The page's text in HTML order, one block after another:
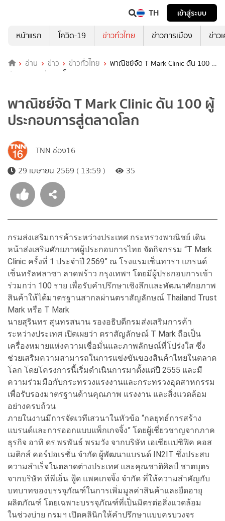
TH
เข้าสู่ระบบ
หน้าแรก
โควิด-19 ข่าวทั่วไทย ข่าวการเมือง ข่าว
อ่าน ข่าว ข่าวทั่วไทย
พาณิชย์จัด T Mark Clinic ดัน 100 ผู้
ประกอบการสู่ตลาดโลก
พาณิชย์จัด T Mark Clinic ดัน 100 ผู้
ประกอบการสู่ตลาดโลก
TNN ช่อง16
29 เมษายน 2569 ( 13:59 )
35
กรมส่งเสริมการค้าระหว่างประเทศ กระทรวงพาณิชย์ เดิน
หน้าส่งเสริมศักยภาพผู้ประกอบการไทย จัดกิจกรรม “T Mark
Clinic ครั้งที่ 1 ประจำปี 2569” ณ โรงแรมเซ็นทารา แกรนด์
เซ็นทรัลพลาซา ลาดพร้าว กรุงเทพฯ โดยมีผู้ประกอบการเข้า
ร่วมกว่า 100 ราย เพื่อรับคำปรึกษาเชิงลึกและพัฒนาศักยภาพ
สินค้าให้ได้มาตรฐานสากลผ่านตราสัญลักษณ์ Thailand Trust
Mark หรือ T Mark
นายสุรินทร สุนทรสนาน รองอธิบดีกรมส่งเสริมการค้า
ระหว่างประเทศ เปิดเผยว่า ตราสัญลักษณ์ T Mark ถือเป็น
เครื่องหมายแห่งความเชื่อมั่นและภาพลักษณ์ที่โปร่งใส ซึ่ง
ช่วยเสริมความสามารถในการแข่งขันของสินค้าไทยในตลาด
โลก โดยโครงการนี้เริ่มดำเนินการมาตั้งแต่ปี 2555 และมี
ความร่วมมือกับกระทรวงแรงงานและกระทรวงอุตสาหกรรม
เพื่อรับรองมาตรฐานด้านคุณภาพ แรงงาน และสิ่งแวดล้อม
อย่างครบถ้วน
ภายในงานมีการจัดเวทีเสวนาในหัวข้อ “กลยุทธ์การสร้าง
แบรนด์และการออกแบบแพ็กเกจจิ้ง” โดยผู้เชี่ยวชาญจากภาค
ธุรกิจ อาทิ ดร.พรพันธ์ พรมวัง จากบริษัท เอเซียแปซิฟิค คอส
เมติกส์ คอร์ปอเรชั่น จำกัด ผู้พัฒนาแบรนด์ IN2IT ซึ่งประสบ
ความสำเร็จในตลาดต่างประเทศ และคุณชาติศิลป์ ชาตบุตร
จากบริษัท ทีพีเอ็น ฟู้ด แพคเกจจิ้ง จำกัด ที่ให้ความสำคัญกับ
บทบาทของบรรจุภัณฑ์ในการเพิ่มมูลค่าสินค้าและยืดอายุ
ผลิตภัณฑ์ โดยเฉพาะบรรจุภัณฑ์ที่เป็นมิตรต่อสิ่งแวดล้อม
ในช่วงบ่าย กรมฯ เปิดคลินิกให้คำปรึกษาแบบครบวงจร